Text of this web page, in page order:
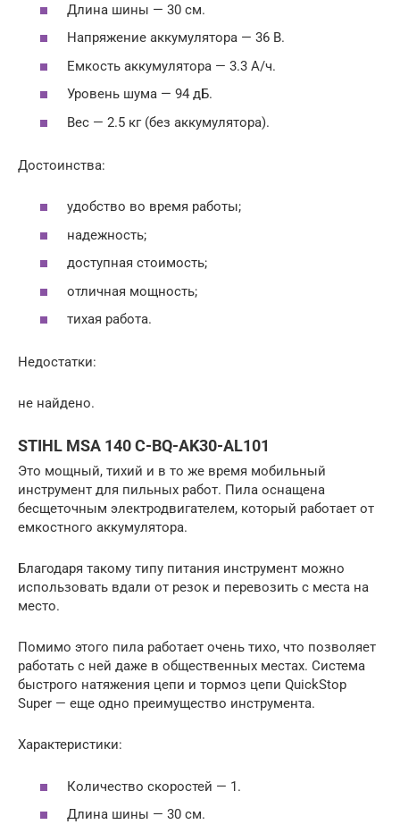
Длина шины — 30 см.
Напряжение аккумулятора — 36 В.
Емкость аккумулятора — 3.3 А/ч.
Уровень шума — 94 дБ.
Вес — 2.5 кг (без аккумулятора).
Достоинства:
удобство во время работы;
надежность;
доступная стоимость;
отличная мощность;
тихая работа.
Недостатки:
не найдено.
STIHL MSA 140 C-BQ-AK30-AL101
Это мощный, тихий и в то же время мобильный
инструмент для пильных работ. Пила оснащена
бесщеточным электродвигателем, который работает от
емкостного аккумулятора.
Благодаря такому типу питания инструмент можно
использовать вдали от резок и перевозить с места на
место.
Помимо этого пила работает очень тихо, что позволяет
работать с ней даже в общественных местах. Система
быстрого натяжения цепи и тормоз цепи QuickStop
Super — еще одно преимущество инструмента.
Характеристики:
Количество скоростей — 1.
Длина шины — 30 см.